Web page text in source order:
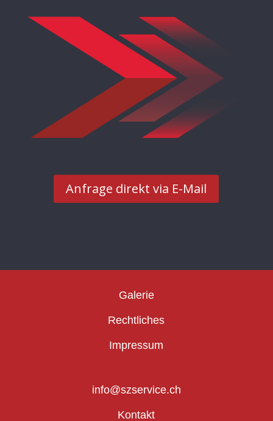
Anfrage direkt via E-Mail
Galerie
Rechtliches
Impressum
info@szservice.ch
Kontakt